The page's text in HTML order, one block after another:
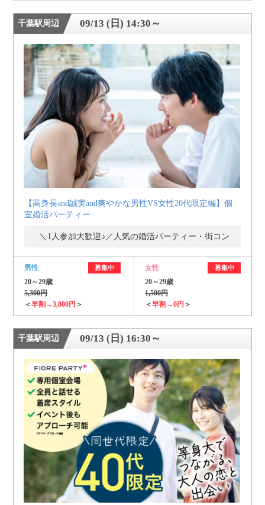
千葉駅周辺 09/13 (日) 14:30～
【高身長and誠実and爽やかな男性VS女性20代限定編】個
室婚活パーティー
＼1人参加大歓迎♪／人気の婚活パーティー・街コン
男性 募集中
20～29歳
5,300円
＜早割→3,800円 ＞
女性 募集中
20～29歳
1,500円
＜早割→0円 ＞
千葉駅周辺 09/13 (日) 16:30～